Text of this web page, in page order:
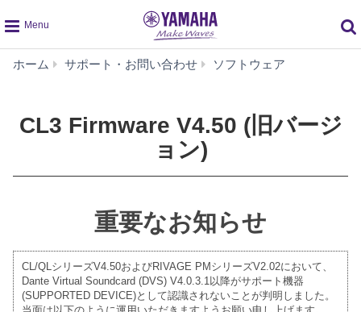
global
navigation
ホーム サポート・お問い合わせ ソフトウェア
(旧
バ
CL3 Firmware V4.50 (旧バージ
ョン)
重要なお知らせ
CL/QLシリーズV4.50およびRIVAGE PMシリーズV2.02において、
Dante Virtual Soundcard (DVS) V4.0.3.1以降がサポート機器
(SUPPORTED DEVICE)として認識されないことが判明しました。